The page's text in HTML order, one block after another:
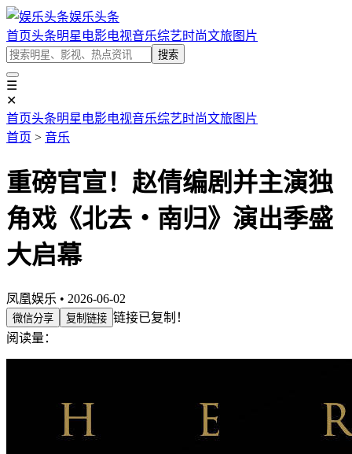
娱乐头条
首页头条明星 电影电视音乐综艺时尚文旅图片
搜索
☰
✕
首页头条明星 电影电视音乐综艺时尚文旅图片
首页 > 音乐
重磅官宣！赵倩编剧并主演独
角戏《北去・南归》演出季盛
大启幕
凤凰娱乐 • 2026-06-02
微信分享 复制链接 链接已复制！
阅读量：